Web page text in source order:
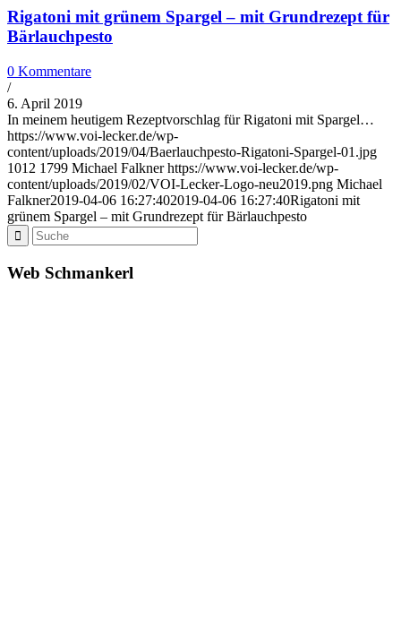
Rigatoni mit grünem Spargel – mit Grundrezept für
Bärlauchpesto
0 Kommentare
/
6. April 2019
In meinem heutigem Rezeptvorschlag für Rigatoni mit Spargel…
https://www.voi-lecker.de/wp-
content/uploads/2019/04/Baerlauchpesto-Rigatoni-Spargel-01.jpg
1012 1799 Michael Falkner https://www.voi-lecker.de/wp-
content/uploads/2019/02/VOI-Lecker-Logo-neu2019.png Michael
Falkner2019-04-06 16:27:402019-04-06 16:27:40Rigatoni mit
grünem Spargel – mit Grundrezept für Bärlauchpesto
Web Schmankerl